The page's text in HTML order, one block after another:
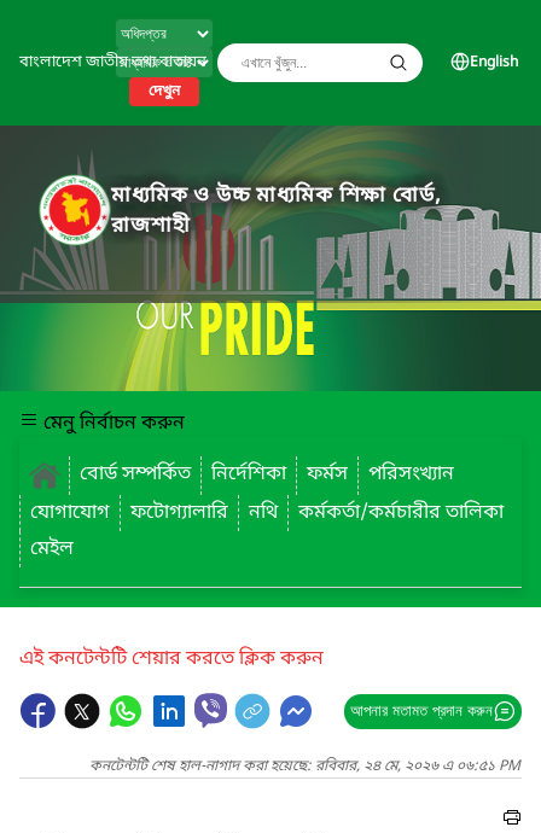
বাংলাদেশ জাতীয় তথ্য বাতায়ন
দেখুন
English
মাধ্যমিক ও উচ্চ মাধ্যমিক শিক্ষা বোর্ড,
রাজশাহী
মেনু নির্বাচন করুন
বোর্ড সম্পর্কিত
নির্দেশিকা ফর্মস
পরিসংখ্যান
যোগাযোগ
ফটোগ্যালারি নথি
কর্মকর্তা/কর্মচারীর তালিকা
মেইল
এই কনটেন্টটি শেয়ার করতে ক্লিক করুন
আপনার মতামত প্রদান করুন
কনটেন্টটি শেষ হাল-নাগাদ করা হয়েছে: রবিবার, ২৪ মে, ২০২৬ এ ০৬:৫১ PM